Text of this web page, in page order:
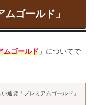
ゴールド」
ムゴールド 」についてで
通貨「プレミアムゴールド」